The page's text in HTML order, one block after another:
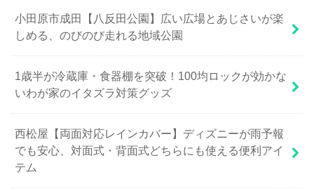
小田原市成田【八反田公園】広い広場とあじさいが楽
しめる、のびのび走れる地域公園
1歳半が冷蔵庫・食器棚を突破！100均ロックが効かな
いわが家のイタズラ対策グッズ
西松屋【両面対応レインカバー】ディズニーが雨予報
でも安心、対面式・背面式どちらにも使える便利アイ
テム